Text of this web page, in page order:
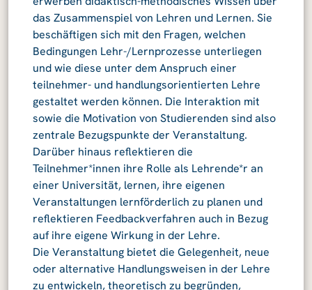
das Zusammenspiel von Lehren und Lernen. Sie
beschäftigen sich mit den Fragen, welchen
Bedingungen Lehr-/Lernprozesse unterliegen
und wie diese unter dem Anspruch einer
teilnehmer- und handlungsorientierten Lehre
gestaltet werden können. Die Interaktion mit
sowie die Motivation von Studierenden sind also
zentrale Bezugspunkte der Veranstaltung.
Darüber hinaus reflektieren die
Teilnehmer*innen ihre Rolle als Lehrende*r an
einer Universität, lernen, ihre eigenen
Veranstaltungen lernförderlich zu planen und
reflektieren Feedbackverfahren auch in Bezug
auf ihre eigene Wirkung in der Lehre.
Die Veranstaltung bietet die Gelegenheit, neue
oder alternative Handlungsweisen in der Lehre
zu entwickeln, theoretisch zu begründen,